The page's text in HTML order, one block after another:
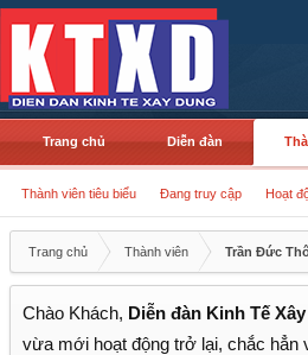
Trang chủ Diễn đàn
Thành viên tiêu biểu Đang truy cập Hoạt
Trang chủ Thành viên Trần Đức
Chào Khách, Diễn đàn Kinh Tế
vừa mới hoạt động trở lại, chắc hẳn